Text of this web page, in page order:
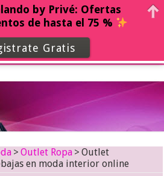
> Outlet Ropa > Outlet
en moda interior online
by Privé: Ofertas
de hasta el 75 %
Gratis